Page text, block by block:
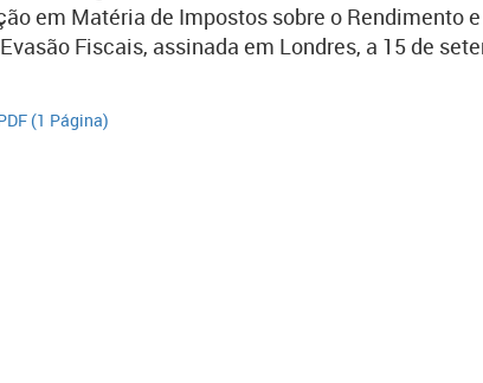
em Matéria de Impostos sobre o Rendimento
Fiscais, assinada em Londres, a 15 de
(1 Página)​​​